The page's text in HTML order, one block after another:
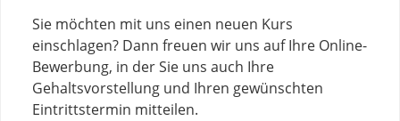
Sie möchten mit uns einen neuen Kurs
einschlagen? Dann freuen wir uns auf Ihre Online-
Bewerbung, in der Sie uns auch Ihre
Gehaltsvorstellung und Ihren gewünschten
Eintrittstermin mitteilen.